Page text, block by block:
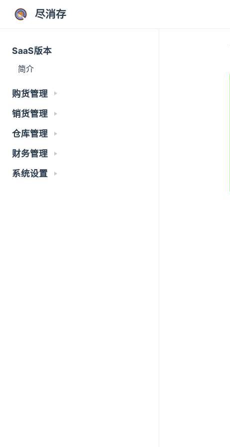
尽消存
SaaS版本
简介
购货管理
销货管理
仓库管理
财务管理
系统设置